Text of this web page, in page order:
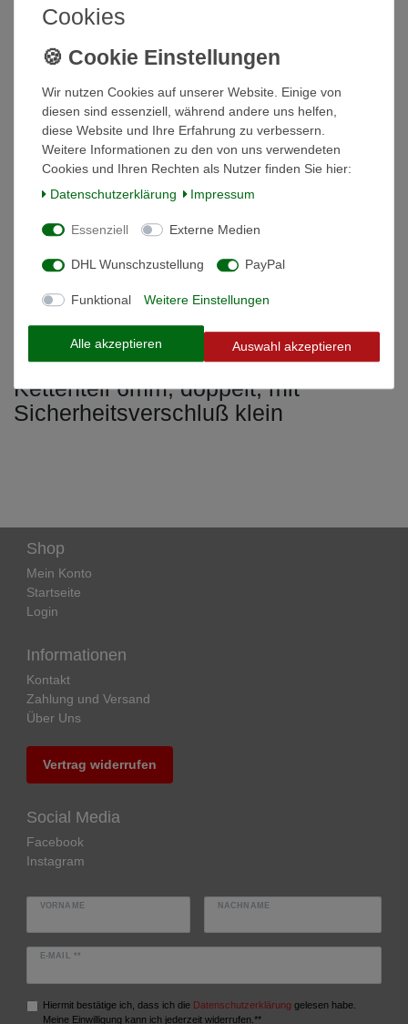
Wunschliste
Beschreibung
Technische Daten
Weitere Details
Informationen zur Produktsicherheit
Kettenteil 6mm, doppelt, mit
Sicherheitsverschluß klein
Shop
Mein Konto
Startseite
Login
Informationen
Kontakt
Zahlung und Versand
Über Uns
Vertrag widerrufen
Social Media
Facebook
Instagram
VORNAME NACHNAME
E-MAIL **
Hiermit bestätige ich, dass ich die Daten­schutz­erklärung gelesen habe.
Meine Einwilligung kann ich jederzeit widerrufen.**
Cookies
Wir nutzen Cookies auf unserer Website. Einige von
diesen sind essenziell, während andere uns helfen,
diese Website und Ihre Erfahrung zu verbessern.
Weitere Informationen zu den von uns verwendeten
Cookies und Ihren Rechten als Nutzer finden Sie hier:
Daten­schutz­erklärung
Impressum
Essenziell Externe Medien
DHL Wunschzustellung PayPal
Funktional Weitere Einstellungen
Alle akzeptieren Auswahl akzeptieren